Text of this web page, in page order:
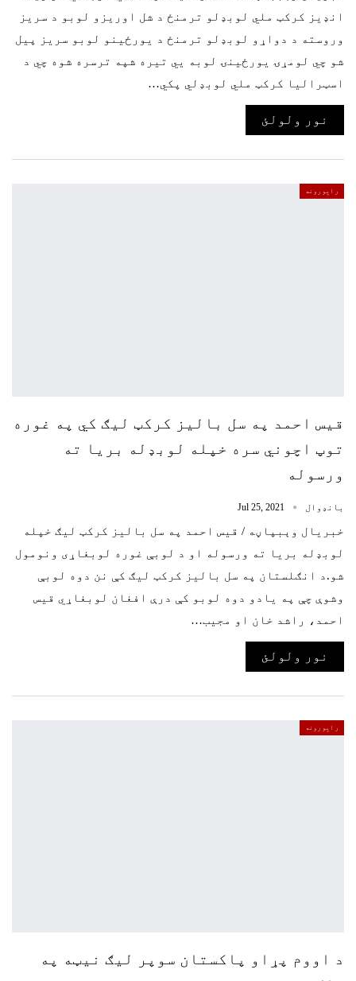
انډیز کرکټ ملي لوبډلو ترمنځ د شل اوریزو لوبو د سریز
وروسته د دواړو لوبډلو ترمنځ د یورځینو لوبو سریز پیل
شو چي لومړۍ یورځینۍ لوبه يي تیره شپه ترسره شوه چي د
اسټرالیا کرکټ ملي لوبډلي پکي…
نور ولولئ
راپورونه
قيس احمد په سل باليز کرکټ ليګ کي په غوره
توپ اچوني سره خپله لوبډله بريا ته
ورسوله
بانډوال Jul 25, 2021
خبریال وېبپاڼه / قيس احمد په سل باليز کرکټ ليګ خپله
لوبډله بريا ته ورسوله او د لوبې غوره لوبغاړی ونومول
شو.د انګلستان په سل باليز کرکټ ليګ کې نن دوه لوبې
وشوې چې په یادو دوه لوبو کې درې افغان لوبغاړي قيس
احمد، راشد خان او مجيب…
نور ولولئ
راپورونه
د اووم پړاو پاکستان سوپر لیګ نیټه په